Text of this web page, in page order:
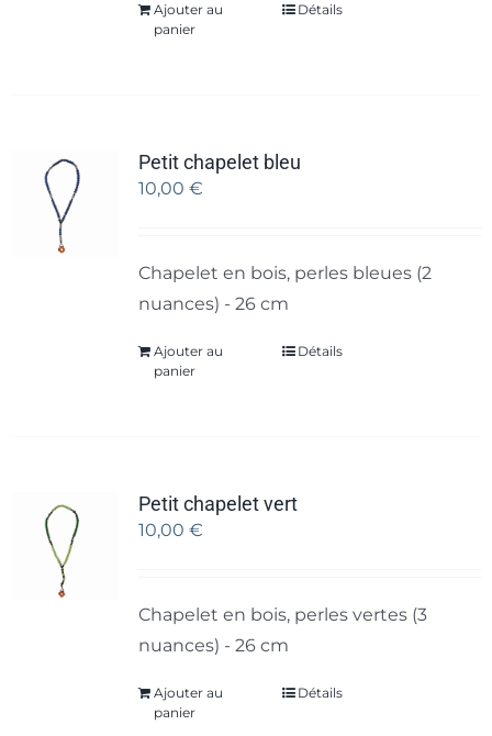
Ajouter au
panier
Détails
Petit chapelet bleu
10,00 €
Chapelet en bois, perles bleues (2
nuances) - 26 cm
Ajouter au
panier
Détails
Petit chapelet vert
10,00 €
Chapelet en bois, perles vertes (3
nuances) - 26 cm
Ajouter au
panier
Détails